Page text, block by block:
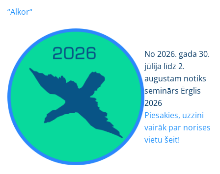
“Alkor“
No 2026. gada 30.
jūlija līdz 2.
augustam notiks
seminārs Ērglis
2026
Piesakies, uzzini
vairāk par norises
vietu šeit!